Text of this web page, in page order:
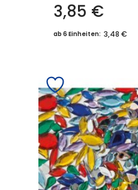
3,85 €
ab 6 Einheiten: 3,48 €